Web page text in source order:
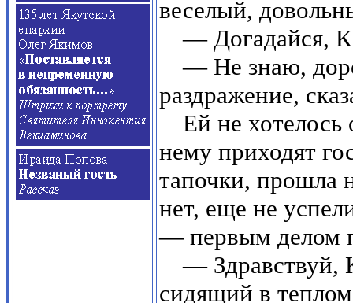
веселый,
— Догадайся,
— Не знаю,
раздражение,
Ей не
нему приходят
тапочки, прошла
нет, еще не
— первым делом
— Здравствуй,
сидящий в